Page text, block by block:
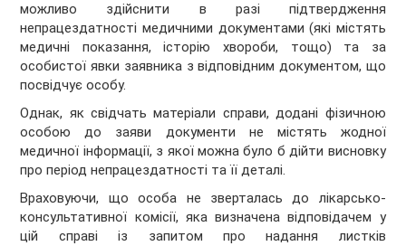
можливо здійснити в разі підтвердження
непрацездатності медичними документами (які містять
медичні показання, історію хвороби, тощо) та за
особистої явки заявника з відповідним документом, що
посвідчує особу.
Однак, як свідчать матеріали справи, додані фізичною
особою до заяви документи не містять жодної
медичної інформації, з якої можна було б дійти висновку
про період непрацездатності та її деталі.
Враховуючи, що особа не зверталась до лікарсько-
консультативної комісії, яка визначена відповідачем у
цій справі із запитом про надання листків